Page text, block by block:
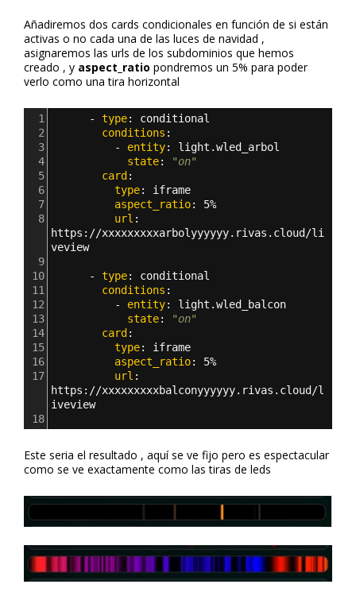
Añadiremos dos cards condicionales en función de si están
activas o no cada una de las luces de navidad ,
asignaremos las urls de los subdominios que hemos
creado , y aspect_ratio pondremos un 5% para poder
verlo como una tira horizontal
1 - type: conditional
2
conditions :
3
- entity: light.wled_arbol
4
state:
"on"
5
card :
6
type: iframe
7
aspect_ratio: 5%
8
url
https : //xxxxxxxxxarbolyyyyyy.rivas.cloud/li
veview
9
10
- type: conditional
11
conditions :
12
- entity: light.wled_balcon
13
state:
"on"
14
card :
15
type: iframe
16
aspect_ratio: 5%
17
url
https : //xxxxxxxxxbalconyyyyyy.rivas.cloud/l
18
Este seria el resultado , aquí se ve fijo pero es espectacular
como se ve exactamente como las tiras de leds